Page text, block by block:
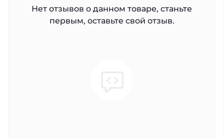
Нет отзывов о данном товаре, станьте
первым, оставьте свой отзыв.